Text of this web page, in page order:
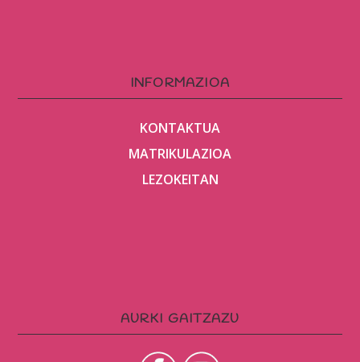
INFORMAZIOA
KONTAKTUA
MATRIKULAZIOA
LEZOKEITAN
AURKI GAITZAZU